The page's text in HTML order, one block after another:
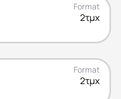
Format
2τμχ
Format
2τμχ